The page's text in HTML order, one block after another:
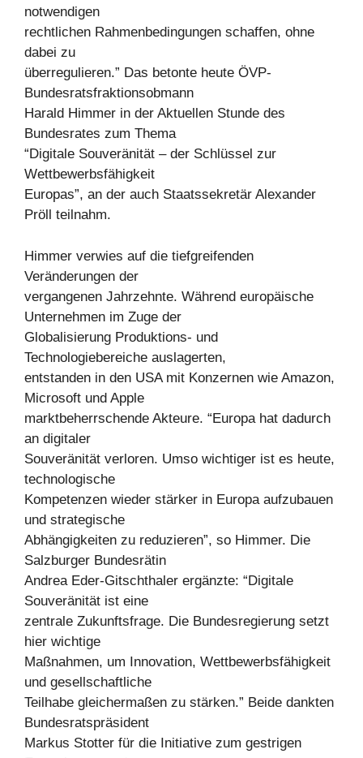
notwendigen
rechtlichen Rahmenbedingungen schaffen, ohne
dabei zu
überregulieren.” Das betonte heute ÖVP-
Bundesratsfraktionsobmann
Harald Himmer in der Aktuellen Stunde des
Bundesrates zum Thema
“Digitale Souveränität – der Schlüssel zur
Wettbewerbsfähigkeit
Europas”, an der auch Staatssekretär Alexander
Pröll teilnahm.
Himmer verwies auf die tiefgreifenden
Veränderungen der
vergangenen Jahrzehnte. Während europäische
Unternehmen im Zuge der
Globalisierung Produktions- und
Technologiebereiche auslagerten,
entstanden in den USA mit Konzernen wie Amazon,
Microsoft und Apple
marktbeherrschende Akteure. “Europa hat dadurch
an digitaler
Souveränität verloren. Umso wichtiger ist es heute,
technologische
Kompetenzen wieder stärker in Europa aufzubauen
und strategische
Abhängigkeiten zu reduzieren”, so Himmer. Die
Salzburger Bundesrätin
Andrea Eder-Gitschthaler ergänzte: “Digitale
Souveränität ist eine
zentrale Zukunftsfrage. Die Bundesregierung setzt
hier wichtige
Maßnahmen, um Innovation, Wettbewerbsfähigkeit
und gesellschaftliche
Teilhabe gleichermaßen zu stärken.” Beide dankten
Bundesratspräsident
Markus Stotter für die Initiative zum gestrigen